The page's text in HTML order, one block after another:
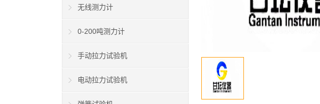
无线测力计
0-200吨测力计
手动拉力试验机
电动拉力试验机